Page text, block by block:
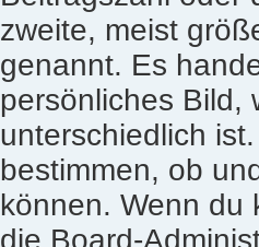
zweite, meist
genannt. Es
persönliches Bild,
unterschiedlich
bestimmen, ob
können. Wenn du
die Board-